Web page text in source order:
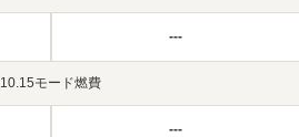
---
10.15モード燃費
---